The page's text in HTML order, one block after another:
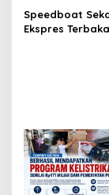
i
Speedboat
Ekspres